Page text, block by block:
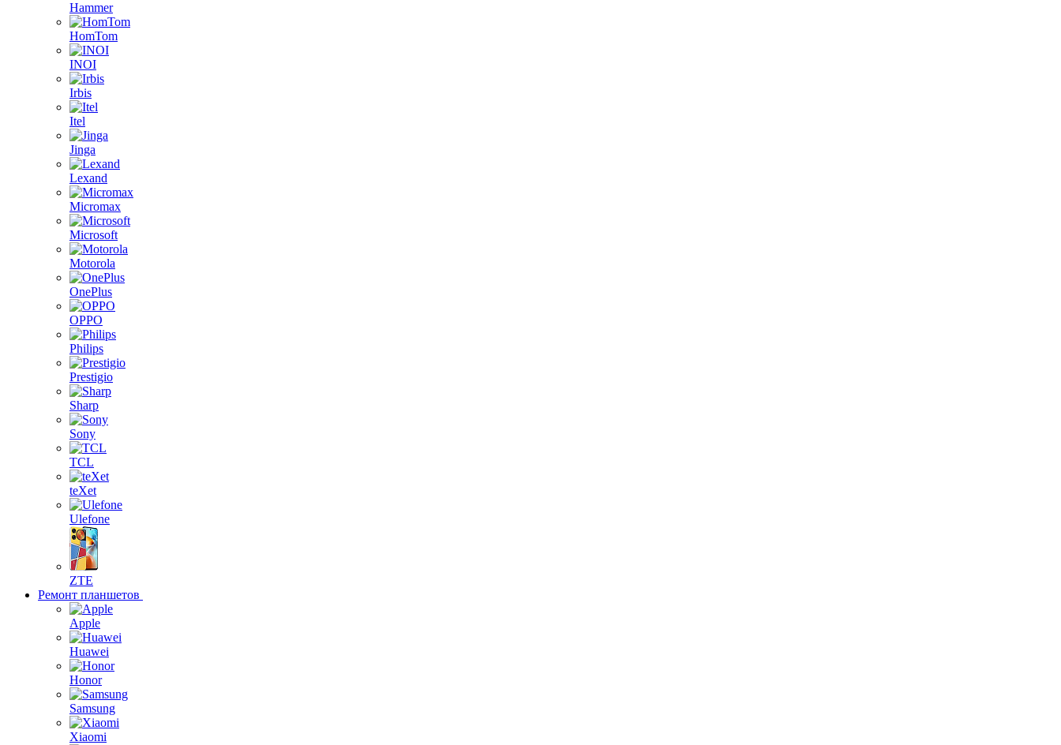
Hammer
HomTom
INOI
Irbis
Itel
Jinga
Lexand
Micromax
Microsoft
Motorola
OnePlus
OPPO
Philips
Prestigio
Sharp
Sony
TCL
teXet
Ulefone
ZTE
Ремонт планшетов
Apple
Huawei
Honor
Samsung
Xiaomi